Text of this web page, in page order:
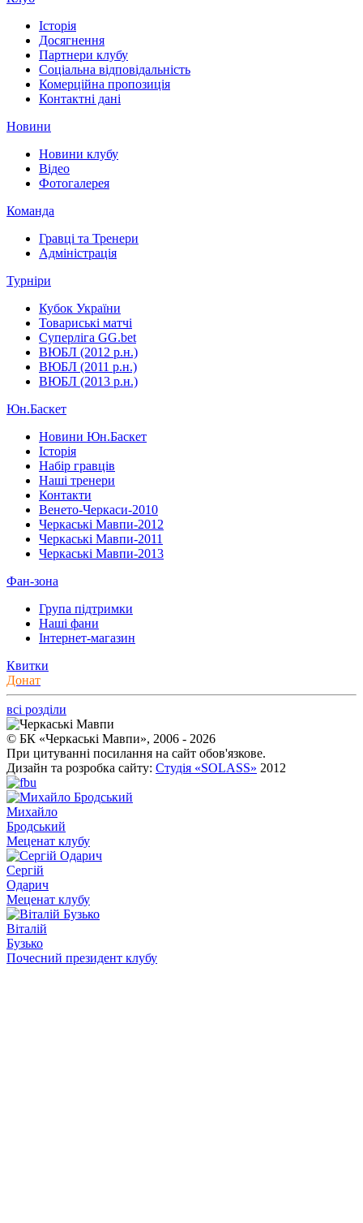
Історія
Досягнення
Партнери клубу
Соціальна відповідальність
Комерційна пропозиція
Контактні дані
Новини
Новини клубу
Відео
Фотогалерея
Команда
Гравці та Тренери
Адміністрація
Турніри
Кубок України
Товариські матчі
Суперліга GG.bet
ВЮБЛ (2012 р.н.)
ВЮБЛ (2011 р.н.)
ВЮБЛ (2013 р.н.)
Юн.Баскет
Новини Юн.Баскет
Історія
Набір гравців
Наші тренери
Контакти
Венето-Черкаси-2010
Черкаські Мавпи-2012
Черкаські Мавпи-2011
Черкаські Мавпи-2013
Фан-зона
Група підтримки
Наші фани
Інтернет-магазин
Квитки
Донат
всі розділи
© БК «Черкаські Мавпи», 2006 - 2026
При цитуванні посилання на сайт обов'язкове.
Дизайн та розробка сайту: Студія «SOLASS» 2012
Михайло
Бродський
Меценат клубу
Сергій
Одарич
Меценат клубу
Віталій
Бузько
Почесний президент клубу